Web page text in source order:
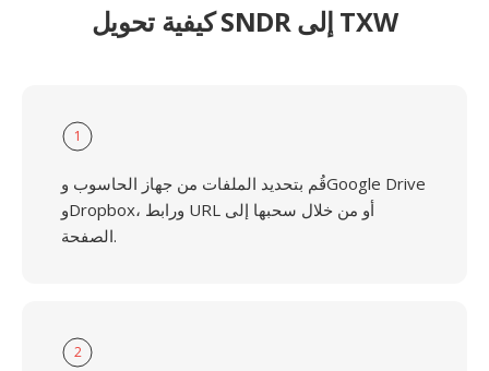
كيفية تحويل SNDR إلى TXW
1
قُم بتحديد الملفات من جهاز الحاسوب وGoogle Drive
وDropbox، ورابط URL أو من خلال سحبها إلى
الصفحة.
2